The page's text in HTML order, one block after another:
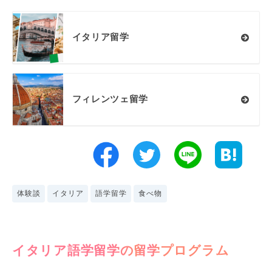
イタリア留学
フィレンツェ留学
体験談 イタリア 語学留学 食べ物
イタリア語学留学の留学プログラム